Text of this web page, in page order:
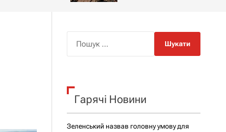
г
к
Гарячі Новини
Зеленський назвав головну умову для